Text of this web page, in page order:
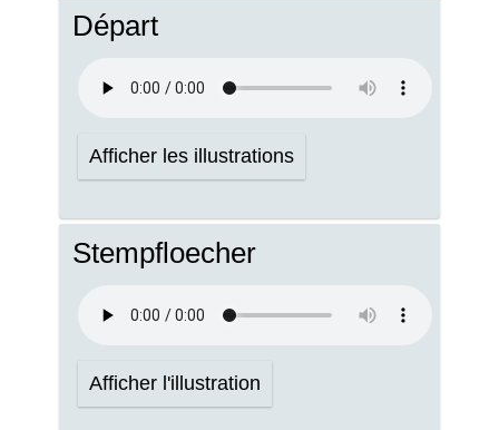
Départ
Afficher les illustrations
Stempfloecher
Afficher l'illustration